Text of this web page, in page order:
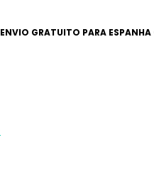
ENVIO GRATUITO PARA